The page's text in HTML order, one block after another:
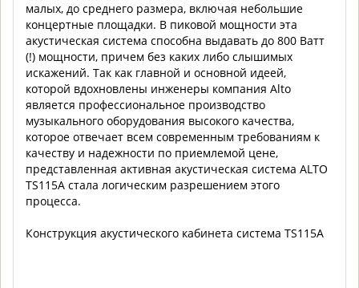
малых, до среднего размера, включая небольшие
концертные площадки. В пиковой мощности эта
акустическая система способна выдавать до 800 Ватт
(!) мощности, причем без каких либо слышимых
искажений. Так как главной и основной идеей,
которой вдохновлены инженеры компания Alto
является профессиональное производство
музыкального оборудования высокого качества,
которое отвечает всем современным требованиям к
качеству и надежности по приемлемой цене,
представленная активная акустическая система ALTO
TS115A стала логическим разрешением этого
процесса.
Конструкция акустического кабинета система TS115A